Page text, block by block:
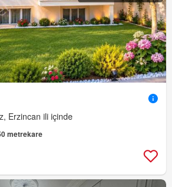
Erzincan ili içinde
metrekare